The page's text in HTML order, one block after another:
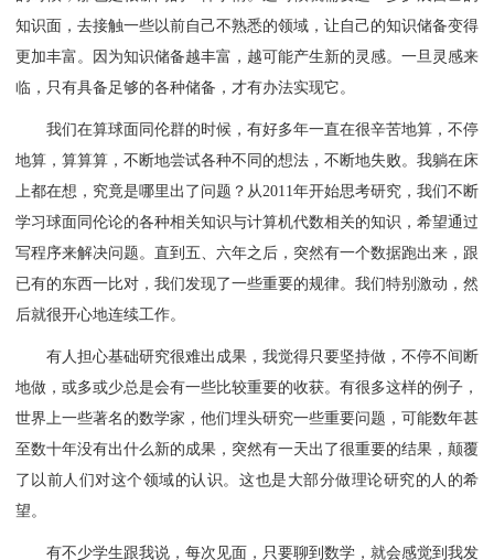
知识面，去接触一些以前自己不熟悉的领域，让自己的知识储备变得
更加丰富。因为知识储备越丰富，越可能产生新的灵感。一旦灵感来
临，只有具备足够的各种储备，才有办法实现它。
我们在算球面同伦群的时候，有好多年一直在很辛苦地算，不停
地算，算算算，不断地尝试各种不同的想法，不断地失败。我躺在床
上都在想，究竟是哪里出了问题？从2011年开始思考研究，我们不断
学习球面同伦论的各种相关知识与计算机代数相关的知识，希望通过
写程序来解决问题。直到五、六年之后，突然有一个数据跑出来，跟
已有的东西一比对，我们发现了一些重要的规律。我们特别激动，然
后就很开心地连续工作。
有人担心基础研究很难出成果，我觉得只要坚持做，不停不间断
地做，或多或少总是会有一些比较重要的收获。有很多这样的例子，
世界上一些著名的数学家，他们埋头研究一些重要问题，可能数年甚
至数十年没有出什么新的成果，突然有一天出了很重要的结果，颠覆
了以前人们对这个领域的认识。这也是大部分做理论研究的人的希
望。
有不少学生跟我说，每次见面，只要聊到数学，就会感觉到我发